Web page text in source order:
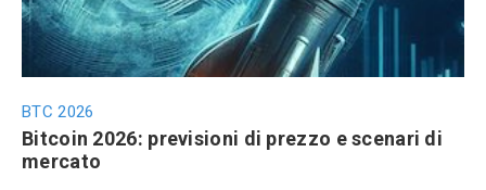
BTC 2026
Bitcoin 2026: previsioni di prezzo e scenari di
mercato